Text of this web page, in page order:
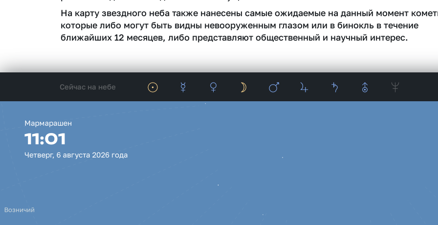
На карту звездного неба также нанесены самые ожидаемые на данный момент
которые либо могут быть видны невооруженным глазом или в бинокль в течение
ближайших 12 месяцев, либо представляют общественный и научный интерес.
Сейчас на небе